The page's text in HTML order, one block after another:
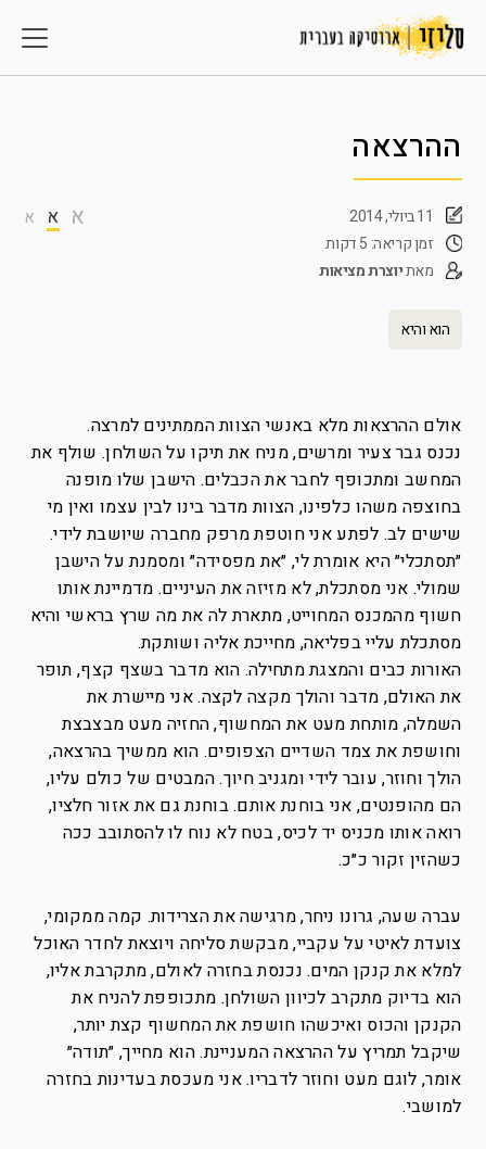
ההרצאה
א א א
11 ביולי, 2014
זמן קריאה: 5 דקות
מאתיוצרת מציאות
הוא והיא
אולם ההרצאות מלא באנשי הצוות הממתינים למרצה.
נכנס גבר צעיר ומרשים, מניח את תיקו על השולחן. שולף את
המחשב ומתכופף לחבר את הכבלים. הישבן שלו מופנה
בחוצפה משהו כלפינו, הצוות מדבר בינו לבין עצמו ואין מי
שישים לב. לפתע אני חוטפת מרפק מחברה שיושבת לידי.
״תסתכלי״ היא אומרת לי, ״את מפסידה״ ומסמנת על הישבן
שמולי. אני מסתכלת, לא מזיזה את העיניים. מדמיינת אותו
חשוף מהמכנס המחוייט, מתארת לה את מה שרץ בראשי והיא
מסתכלת עליי בפליאה, מחייכת אליה ושותקת.
האורות כבים והמצגת מתחילה. הוא מדבר בשצף קצף, תופר
את האולם, מדבר והולך מקצה לקצה. אני מיישרת את
השמלה, מותחת מעט את המחשוף, החזיה מעט מבצבצת
וחושפת את צמד השדיים הצפופים. הוא ממשיך בהרצאה,
הולך וחוזר, עובר לידי ומגניב חיוך. המבטים של כולם עליו,
הם מהופנטים, אני בוחנת אותם. בוחנת גם את אזור חלציו,
רואה אותו מכניס יד לכיס, בטח לא נוח לו להסתובב ככה
כשהזין זקור כ״כ.
עברה שעה, גרונו ניחר, מרגישה את הצרידות. קמה ממקומי,
צועדת לאיטי על עקביי, מבקשת סליחה ויוצאת לחדר האוכל
למלא את קנקן המים. נכנסת בחזרה לאולם, מתקרבת אליו,
הוא בדיוק מתקרב לכיוון השולחן. מתכופפת להניח את
הקנקן והכוס ואיכשהו חושפת את המחשוף קצת יותר,
שיקבל תמריץ על ההרצאה המעניינת. הוא מחייך, ״תודה״
אומר, לוגם מעט וחוזר לדבריו. אני מעכסת בעדינות בחזרה
למושבי.